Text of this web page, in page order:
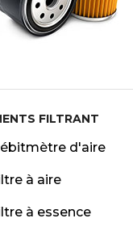
FILTRANT
d'aire
à aire
à essence